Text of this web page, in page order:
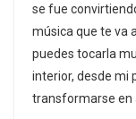
se fue
música que te va
puedes tocarla
interior, desde mi
transformarse en